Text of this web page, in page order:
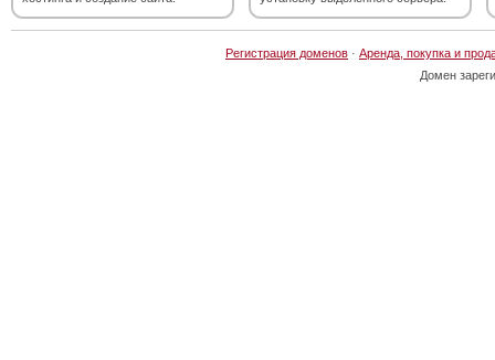
Регистрация доменов · Аренда, покупка и
Домен